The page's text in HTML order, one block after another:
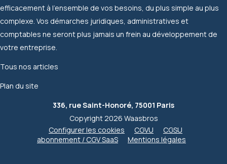
efficacement à l'ensemble de vos besoins, du plus simple au plus
complexe. Vos démarches juridiques, administratives et
comptables ne seront plus jamais un frein au développement de
votre entreprise.
Tous nos articles
Plan du site
336, rue Saint-Honoré, 75001 Paris
Copyright 2026 Waasbros
Configurer les cookies
CGVU
CGSU
abonnement / CGV SaaS
Mentions légales